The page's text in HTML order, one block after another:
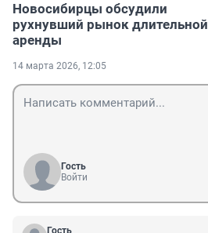
Новосибирцы обсудили
рухнувший рынок длительной
аренды
14 марта 2026, 12:05
Гость
Войти
Гость